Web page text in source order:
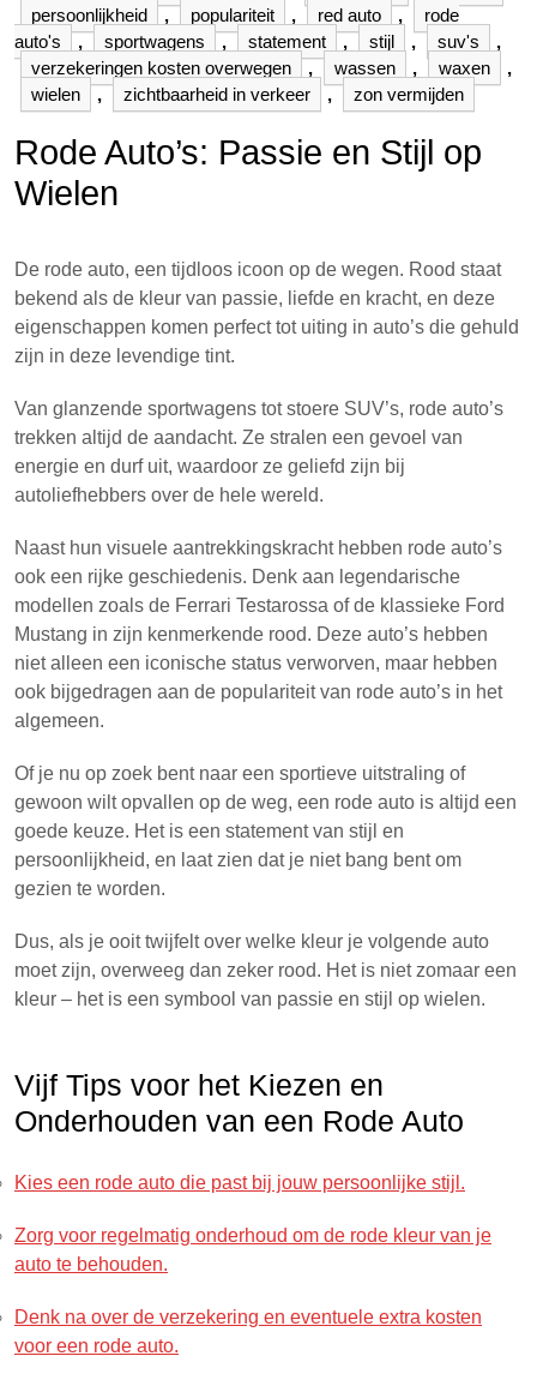
persoonlijkheid
, populariteit , red auto ,
rode
auto's
, sportwagens , statement , stijl , suv's
,
verzekeringen kosten overwegen
, wassen , waxen
,
wielen
, zichtbaarheid in verkeer , zon vermijden
Rode Auto’s: Passie en Stijl op
Wielen
De rode auto, een tijdloos icoon op de wegen. Rood staat
bekend als de kleur van passie, liefde en kracht, en deze
eigenschappen komen perfect tot uiting in auto’s die gehuld
zijn in deze levendige tint.
Van glanzende sportwagens tot stoere SUV’s, rode auto’s
trekken altijd de aandacht. Ze stralen een gevoel van
energie en durf uit, waardoor ze geliefd zijn bij
autoliefhebbers over de hele wereld.
Naast hun visuele aantrekkingskracht hebben rode auto’s
ook een rijke geschiedenis. Denk aan legendarische
modellen zoals de Ferrari Testarossa of de klassieke Ford
Mustang in zijn kenmerkende rood. Deze auto’s hebben
niet alleen een iconische status verworven, maar hebben
ook bijgedragen aan de populariteit van rode auto’s in het
algemeen.
Of je nu op zoek bent naar een sportieve uitstraling of
gewoon wilt opvallen op de weg, een rode auto is altijd een
goede keuze. Het is een statement van stijl en
persoonlijkheid, en laat zien dat je niet bang bent om
gezien te worden.
Dus, als je ooit twijfelt over welke kleur je volgende auto
moet zijn, overweeg dan zeker rood. Het is niet zomaar een
kleur – het is een symbool van passie en stijl op wielen.
Vijf Tips voor het Kiezen en
Onderhouden van een Rode Auto
Kies een rode auto die past bij jouw persoonlijke stijl.
Zorg voor regelmatig onderhoud om de rode kleur van je
auto te behouden.
Denk na over de verzekering en eventuele extra kosten
voor een rode auto.